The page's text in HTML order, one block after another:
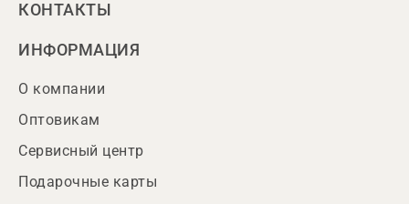
КОНТАКТЫ
ИНФОРМАЦИЯ
О компании
Оптовикам
Сервисный центр
Подарочные карты